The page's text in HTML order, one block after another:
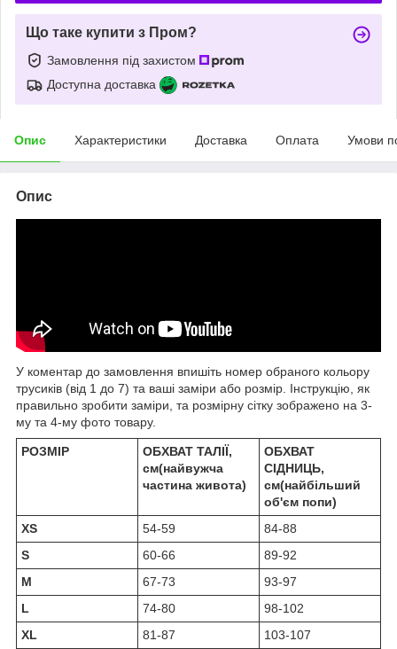
Що таке купити з Пром?
Замовлення під захистом
Доступна доставка
Опис Характеристики Доставка Оплата Умови
Опис
У коментар до замовлення впишіть номер обраного кольору
трусиків (від 1 до 7) та ваші заміри або розмір. Інструкцію, як
правильно зробити заміри, та розмірну сітку зображено на 3-
му та 4-му фото товару.
РОЗМІР
ОБХВАТ ТАЛІЇ,
см(найвужча
частина живота)
ОБХВАТ
СІДНИЦЬ,
см(найбільший
об'єм попи)
XS
54-59
84-88
S
60-66
89-92
M
67-73
93-97
L
74-80
98-102
XL
81-87
103-107